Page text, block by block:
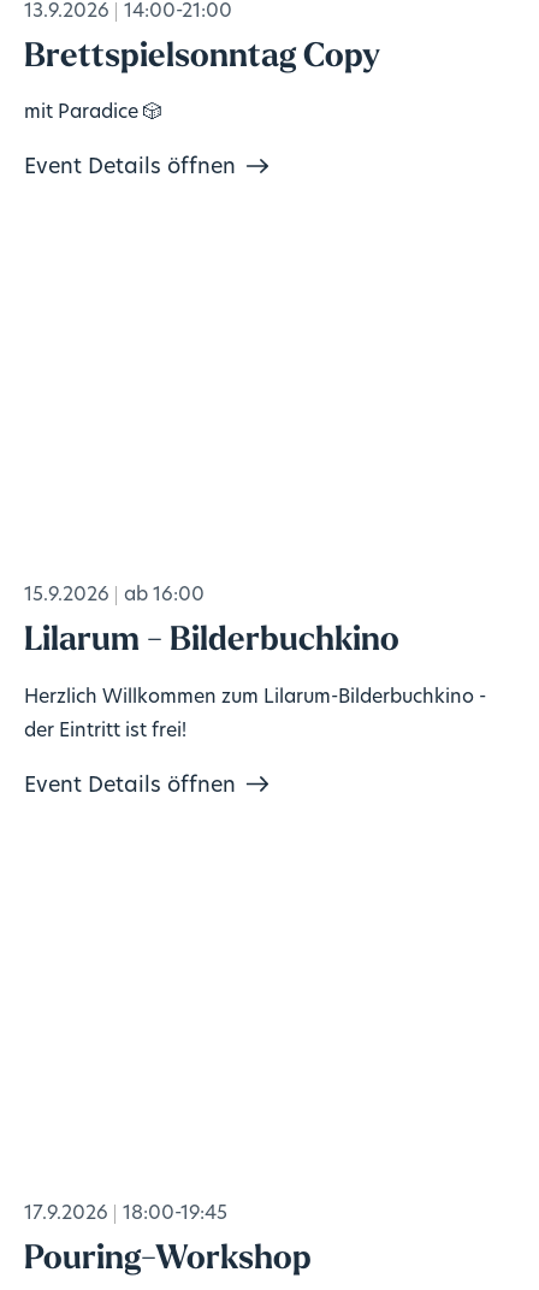
13.9.2026 14:00-21:00
Brettspielsonntag Copy
mit Paradice 🎲
Event Details öffnen
15.9.2026 ab 16:00
Lilarum - Bilderbuchkino
Herzlich Willkommen zum Lilarum-Bilderbuchkino -
der Eintritt ist frei!
Event Details öffnen
17.9.2026 18:00-19:45
Pouring-Workshop